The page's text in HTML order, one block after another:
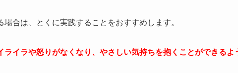
合は、とくに実践することをおすすめします。
ライラや怒りがなくなり、やさしい気持ちを抱くことができるよ